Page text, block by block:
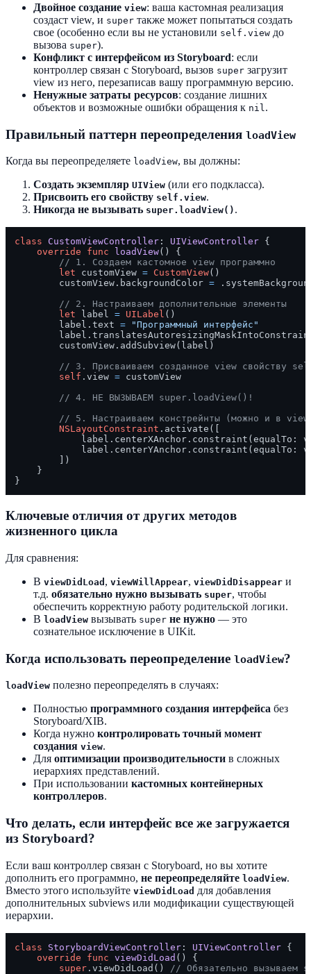
Двойное создание view: ваша кастомная реализация
создаст view, и super также может попытаться создать
свое (особенно если вы не установили self.view до
вызова super).
Конфликт с интерфейсом из Storyboard: если
контроллер связан с Storyboard, вызов super загрузит
view из него, перезаписав вашу программную версию.
Ненужные затраты ресурсов: создание лишних
объектов и возможные ошибки обращения к nil .
Правильный паттерн переопределения loadView
Когда вы переопределяете loadView, вы должны:
Создать экземпляр UIView (или его подкласса).
Присвоить его свойству self.view.
Никогда не вызывать super.loadView() .
class CustomViewController : UIViewController {
override
func loadView() {
// 1. Создаем кастомное view программно
let customView = CustomView()
        customView.backgroundColor
=
// 2. Настраиваем дополнительные элементы
let label = UILabel ()
        label.text
=
"Программный интерфейс"
        customView.addSubview(label)
// 3. Присваиваем созданное view свойству
self .view = customView
// 4. НЕ ВЫЗЫВАЕМ super.loadView()!
// 5. Настраиваем констрейнты (можно и в
NSLayoutConstraint .activate([
label.centerXAnchor.constraint(equalTo:
label.centerYAnchor.constraint(equalTo:
        ])
    }
Ключевые отличия от других методов
жизненного цикла
Для сравнения:
В viewDidLoad , viewWillAppear, viewDidDisappear и
т.д. обязательно нужно вызывать super, чтобы
обеспечить корректную работу родительской логики.
В loadView вызывать super не нужно — это
сознательное исключение в UIKit.
Когда использовать переопределение loadView?
loadView полезно переопределять в случаях:
Полностью программного создания интерфейса без
Storyboard/XIB.
Когда нужно контролировать точный момент
создания view.
Для оптимизации производительности в сложных
иерархиях представлений.
При использовании кастомных контейнерных
контроллеров.
Что делать, если интерфейс все же загружается
из Storyboard?
Если ваш контроллер связан с Storyboard, но вы хотите
дополнить его программно, не переопределяйте loadView.
Вместо этого используйте viewDidLoad для добавления
дополнительных subviews или модификации существующей
иерархии.
class StoryboardViewController : UIViewController {
override
func viewDidLoad () {
super .viewDidLoad()
// Обязательно вызываем